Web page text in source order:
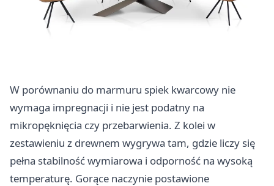
W porównaniu do marmuru spiek kwarcowy nie
wymaga impregnacji i nie jest podatny na
mikropęknięcia czy przebarwienia. Z kolei w
zestawieniu z drewnem wygrywa tam, gdzie liczy się
pełna stabilność wymiarowa i odporność na wysoką
temperaturę. Gorące naczynie postawione